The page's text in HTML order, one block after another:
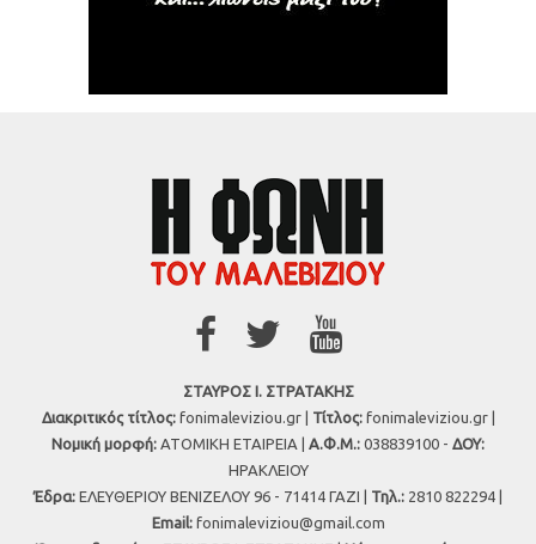
ΣΤΑΥΡΟΣ Ι. ΣΤΡΑΤΑΚΗΣ
Διακριτικός τίτλος:fonimaleviziou.gr | Τίτλος:fonimaleviziou.gr |
Νομική μορφή: ΑΤΟΜΙΚΗ ΕΤΑΙΡΕΙΑ | Α.Φ.Μ.: 038839100 - ΔΟΥ:
ΗΡΑΚΛΕΙΟΥ
Έδρα: ΕΛΕΥΘΕΡΙΟΥ ΒΕΝΙΖΕΛΟΥ 96 - 71414 ΓΑΖΙ | Τηλ.: 2810 822294 |
Εmail: fonimaleviziou@gmail.com